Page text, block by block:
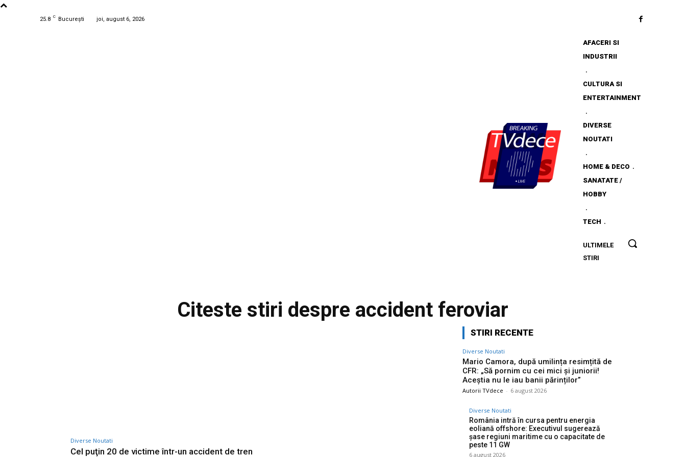
25.8 C București joi, august 6, 2026
AFACERI SI
INDUSTRII
CULTURA SI
ENTERTAINMENT
DIVERSE
NOUTATI
HOME & DECO
SANATATE /
HOBBY
TECH
ULTIMELE
STIRI
Mario
Citeste stiri despre accident feroviar
Diverse Noutati
Cel puţin 20 de victime într-un accident de tren
STIRI RECENTE
Diverse Noutati
Mario Camora, după umilința resimțită de
CFR: „Să pornim cu cei mici și juniorii!
Aceștia nu le iau banii părinților”
Autorii TVdece - 6 august 2026
Diverse Noutati
România intră în cursa pentru energia
eoliană offshore: Executivul sugerează
șase regiuni maritime cu o capacitate de
peste 11 GW
6 august 2026